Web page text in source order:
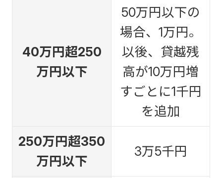
40万円超250
万円以下
50万円以下の
場合、1万円。
以後、貸越残
高が10万円増
すごとに1千円
を追加
250万円超350
万円以下
3万5千円